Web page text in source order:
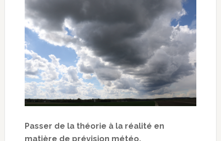
Passer de la théorie à la réalité en
matière de prévision météo.